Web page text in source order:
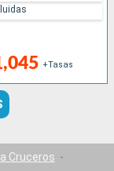
+Tasas
Cruceros